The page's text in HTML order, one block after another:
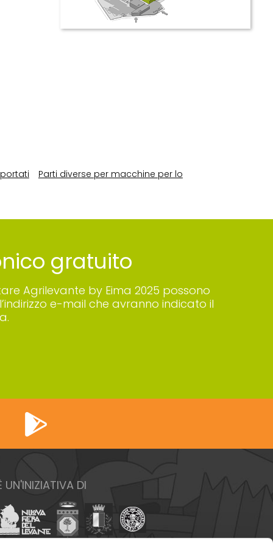
Parti diverse per macchine per lo
gratuito
Agrilevante by Eima 2025 possono
e-mail che avranno indicato il
UN'INIZIATIVA DI